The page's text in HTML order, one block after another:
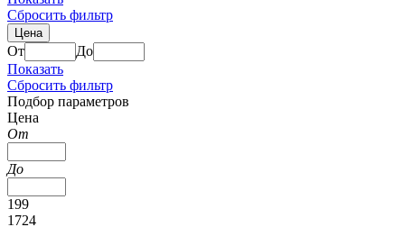
Сбросить фильтр
Цена
От
До
Показать
Сбросить фильтр
Подбор параметров
Цена
От
До
199
1724